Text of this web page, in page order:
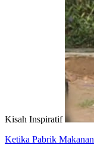
Kisah Inspiratif
Ketika Pabrik